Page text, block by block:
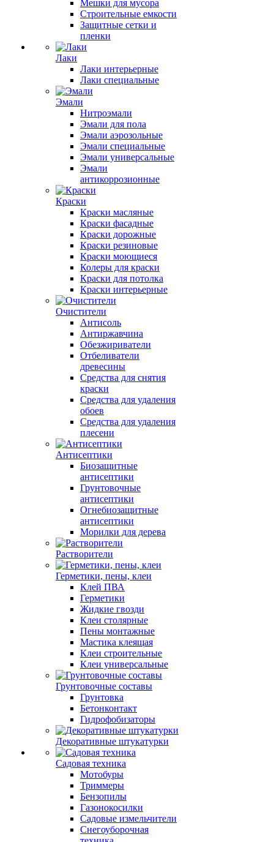
Мешки для мусора
Строительные емкости
Защитные сетки и
пленки
Лаки
Лаки интерьерные
Лаки специальные
Эмали
Нитроэмали
Эмали для пола
Эмали аэрозольные
Эмали специальные
Эмали универсальные
Эмали
антикоррозионные
Краски
Краски масляные
Краски фасадные
Краски дорожные
Краски резиновые
Краски моющиеся
Колеры для краски
Краски для потолка
Краски интерьерные
Очистители
Антисоль
Антиржавчина
Обезжириватели
Отбеливатели
древесины
Средства для снятия
краски
Средства для удаления
обоев
Средства для удаления
плесени
Антисептики
Биозащитные
антисептики
Грунтовочные
антисептики
Огнебиозащитные
антисептики
Морилки для дерева
Растворители
Герметики, пены, клеи
Клей ПВА
Герметики
Жидкие гвозди
Клеи столярные
Пены монтажные
Мастика клеящая
Клеи строительные
Клеи универсальные
Грунтовочные составы
Грунтовка
Бетонконтакт
Гидрофобизаторы
Декоративные штукатурки
Садовая техника
Мотобуры
Триммеры
Бензопилы
Газонокосилки
Садовые измельчители
Снегоуборочная